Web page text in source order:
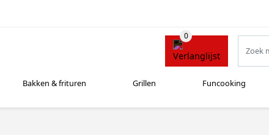
Bakken & frituren Grillen Funcooking